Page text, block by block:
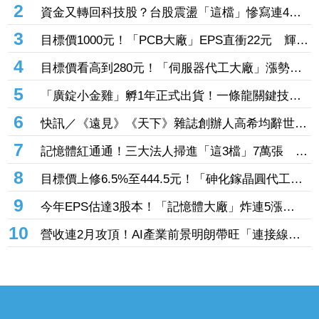
1
EZ WAY個資風險屢遭質疑 財政部關務署將查核
關貿公司、檢討是否統一收費正式委任
2
資金又轉回科技股？台股震盪「這檔」慘寫連4黑
登弱勢股王 國票金、潤泰新也淪大盤刀下魂
3
目標價1000元！「PCB大廠」EPS直衝22元 輝達
3年大單＋Vera CPU市占率破5成後市看旺
4
目標價看高到280元！「伺服器代工大廠」漲勢熄
火陷連2跌 三大法人今出清1.1萬張、抽回21億元
5
「廣錠小金雞」孵1年正式出貨！一條龍關鍵技術
通過驗證 拿下美系網通、雲端大廠訂單
6
快訊／《遠見》《天下》雜誌創辦人高希均辭世
享耆壽90歲
7
記憶體紅通通！三大法人掃進「這3檔」7萬張 砸
229億元連4日補貨南亞科
8
目標價上修6.5%至444.5元！「砷化鎵晶圓代工
廠」7月營收創4年半新高 1.6T光通訊開始貢獻營
9